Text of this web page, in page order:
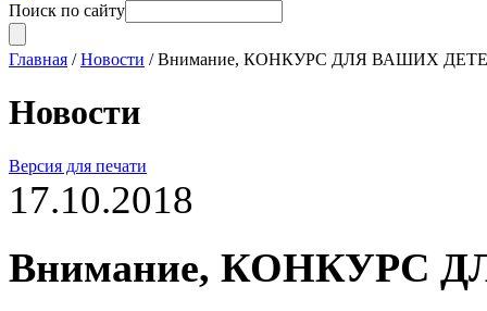
Поиск по сайту
Главная /Новости /Внимание, КОНКУРС ДЛЯ ВАШИХ
Новости
Версия для печати
17.10.2018
Внимание, КОНКУРС